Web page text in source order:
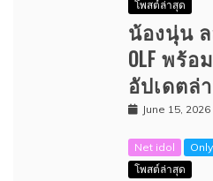
โพสต์ล่าสุด
น้องนุ่น
OLF พร้
อัปเดตล่
June 15, 2026
Net idol
โพสต์ล่าสุด